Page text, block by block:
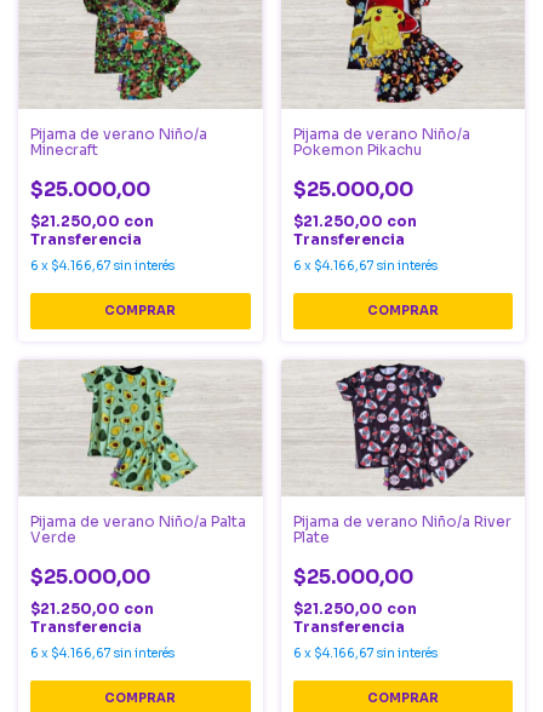
Pijama de verano Niño/a
Minecraft
$25.000,00
$21.250,00 con
Transferencia
6 x $4.166,67 sin interés
COMPRAR
Pijama de verano Niño/a
Pokemon Pikachu
$25.000,00
$21.250,00 con
Transferencia
6 x $4.166,67 sin interés
COMPRAR
Pijama de verano Niño/a Palta
Verde
$25.000,00
$21.250,00 con
Transferencia
6 x $4.166,67 sin interés
COMPRAR
Pijama de verano Niño/a River
Plate
$25.000,00
$21.250,00 con
Transferencia
6 x $4.166,67 sin interés
COMPRAR